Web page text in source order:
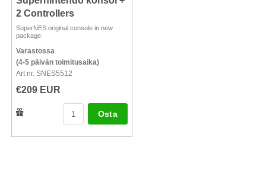
2 Controllers
SuperNES original console in new
package.
Varastossa
(4-5 päivän toimitusaika)
Art nr. SNES5512
€209 EUR
Osta